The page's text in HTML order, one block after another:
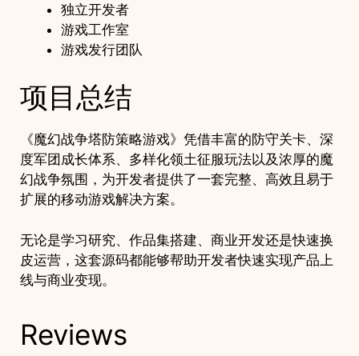
独立开发者
游戏工作室
游戏发行团队
项目总结
《魔幻战争塔防策略游戏》凭借丰富的防守关卡、深
度军团成长体系、多样化领土征服玩法以及浓厚的魔
幻战争氛围，为开发者提供了一套完整、高效且易于
扩展的移动游戏解决方案。
无论是学习研究、作品集搭建、商业开发还是快速换
皮运营，这套源码都能够帮助开发者快速实现产品上
线与商业变现。
Reviews